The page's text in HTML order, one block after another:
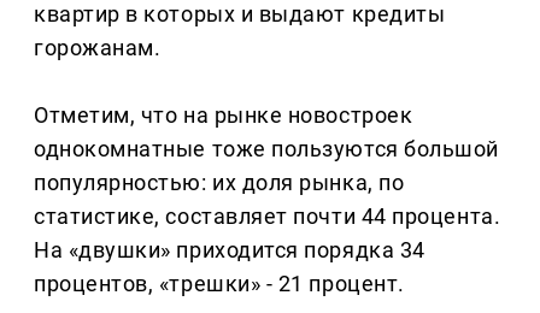
квартир в которых и выдают кредиты
горожанам.
Отметим, что на рынке новостроек
однокомнатные тоже пользуются большой
популярностью: их доля рынка, по
статистике, составляет почти 44 процента.
На «двушки» приходится порядка 34
процентов, «трешки» - 21 процент.